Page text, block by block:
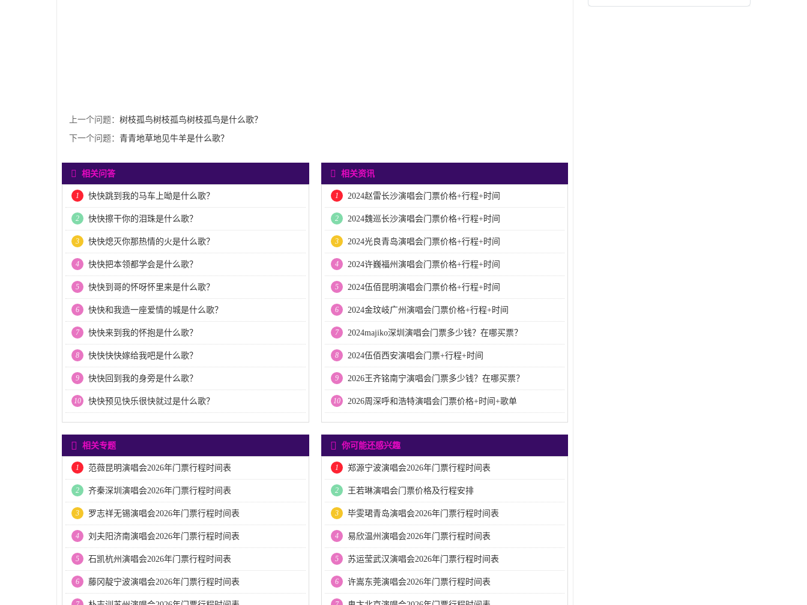
上一个问题： 树枝孤鸟树枝孤鸟树枝孤鸟是什么歌？
下一个问题： 青青地草地见牛羊是什么歌？
相关问答
1 快快跳到我的马车上呦是什么歌？
2 快快擦干你的泪珠是什么歌？
3 快快熄灭你那热情的火是什么歌？
4 快快把本领都学会是什么歌？
5 快快到哥的怀呀怀里来是什么歌？
6 快快和我造一座爱情的城是什么歌？
7 快快来到我的怀抱是什么歌？
8 快快快快嫁给我吧是什么歌？
9 快快回到我的身旁是什么歌？
10 快快预见快乐很快就过是什么歌？
相关资讯
1 2024赵雷长沙演唱会门票价格+行程+时间
2 2024魏巡长沙演唱会门票价格+行程+时间
3 2024光良青岛演唱会门票价格+行程+时间
4 2024许巍福州演唱会门票价格+行程+时间
5 2024伍佰昆明演唱会门票价格+行程+时间
6 2024金玟岐广州演唱会门票价格+行程+时间
7 2024majiko深圳演唱会门票多少钱？在哪买票？
8 2024伍佰西安演唱会门票+行程+时间
9 2026王齐铭南宁演唱会门票多少钱？在哪买票？
10 2026周深呼和浩特演唱会门票价格+时间+歌单
相关专题
1 范薇昆明演唱会2026年门票行程时间表
2 齐秦深圳演唱会2026年门票行程时间表
3 罗志祥无锡演唱会2026年门票行程时间表
4 刘夫阳济南演唱会2026年门票行程时间表
5 石凯杭州演唱会2026年门票行程时间表
6 藤冈靛宁波演唱会2026年门票行程时间表
你可能还感兴趣
1 郑源宁波演唱会2026年门票行程时间表
2 王若琳演唱会门票价格及行程安排
3 毕雯珺青岛演唱会2026年门票行程时间表
4 易欣温州演唱会2026年门票行程时间表
5 苏运莹武汉演唱会2026年门票行程时间表
6 许嵩东莞演唱会2026年门票行程时间表